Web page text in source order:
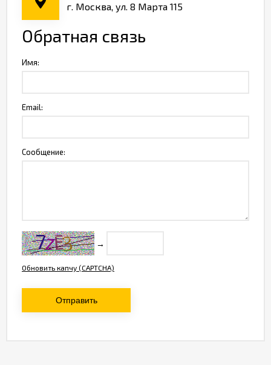
г. Москва, ул. 8 Марта 115
Обратная связь
Имя:
Email:
Сообщение:
→
Обновить капчу (CAPTCHA)